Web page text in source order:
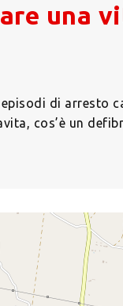
una
di arresto
cos’è un